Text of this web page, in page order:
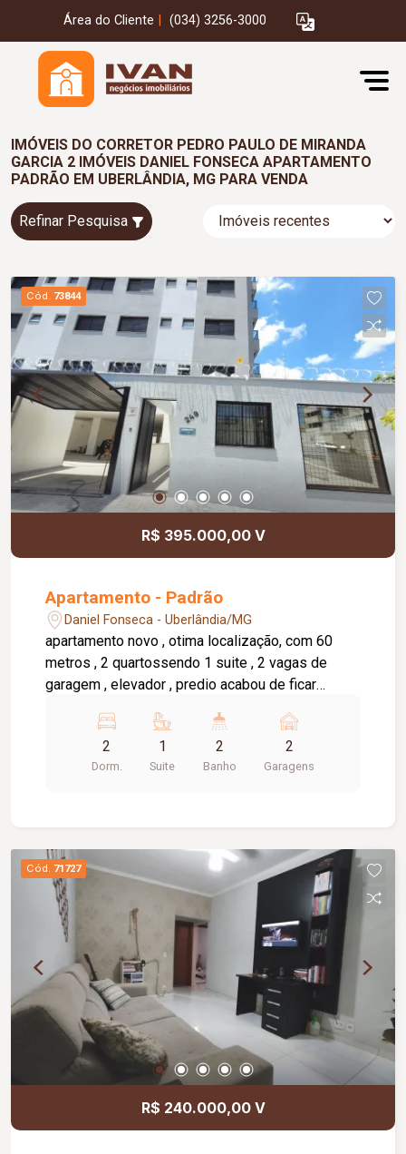
Área do Cliente (034) 3256-3000
IMÓVEIS DO CORRETOR PEDRO PAULO DE MIRANDA
GARCIA 2 IMÓVEIS DANIEL FONSECA APARTAMENTO
PADRÃO EM UBERLÂNDIA, MG PARA VENDA
Refinar Pesquisa
Cód. 73844
R$ 395.000,00 V
Apartamento - Padrão
Daniel Fonseca - Uberlândia/MG
apartamento novo , otima localização, com 60
metros , 2 quartossendo 1 suite , 2 vagas de
garagem , elevador , predio acabou de ficar
primeira .
2
Dorm.
1
Suite
2
Banho
2
Garagens
Cód. 71727
R$ 240.000,00 V